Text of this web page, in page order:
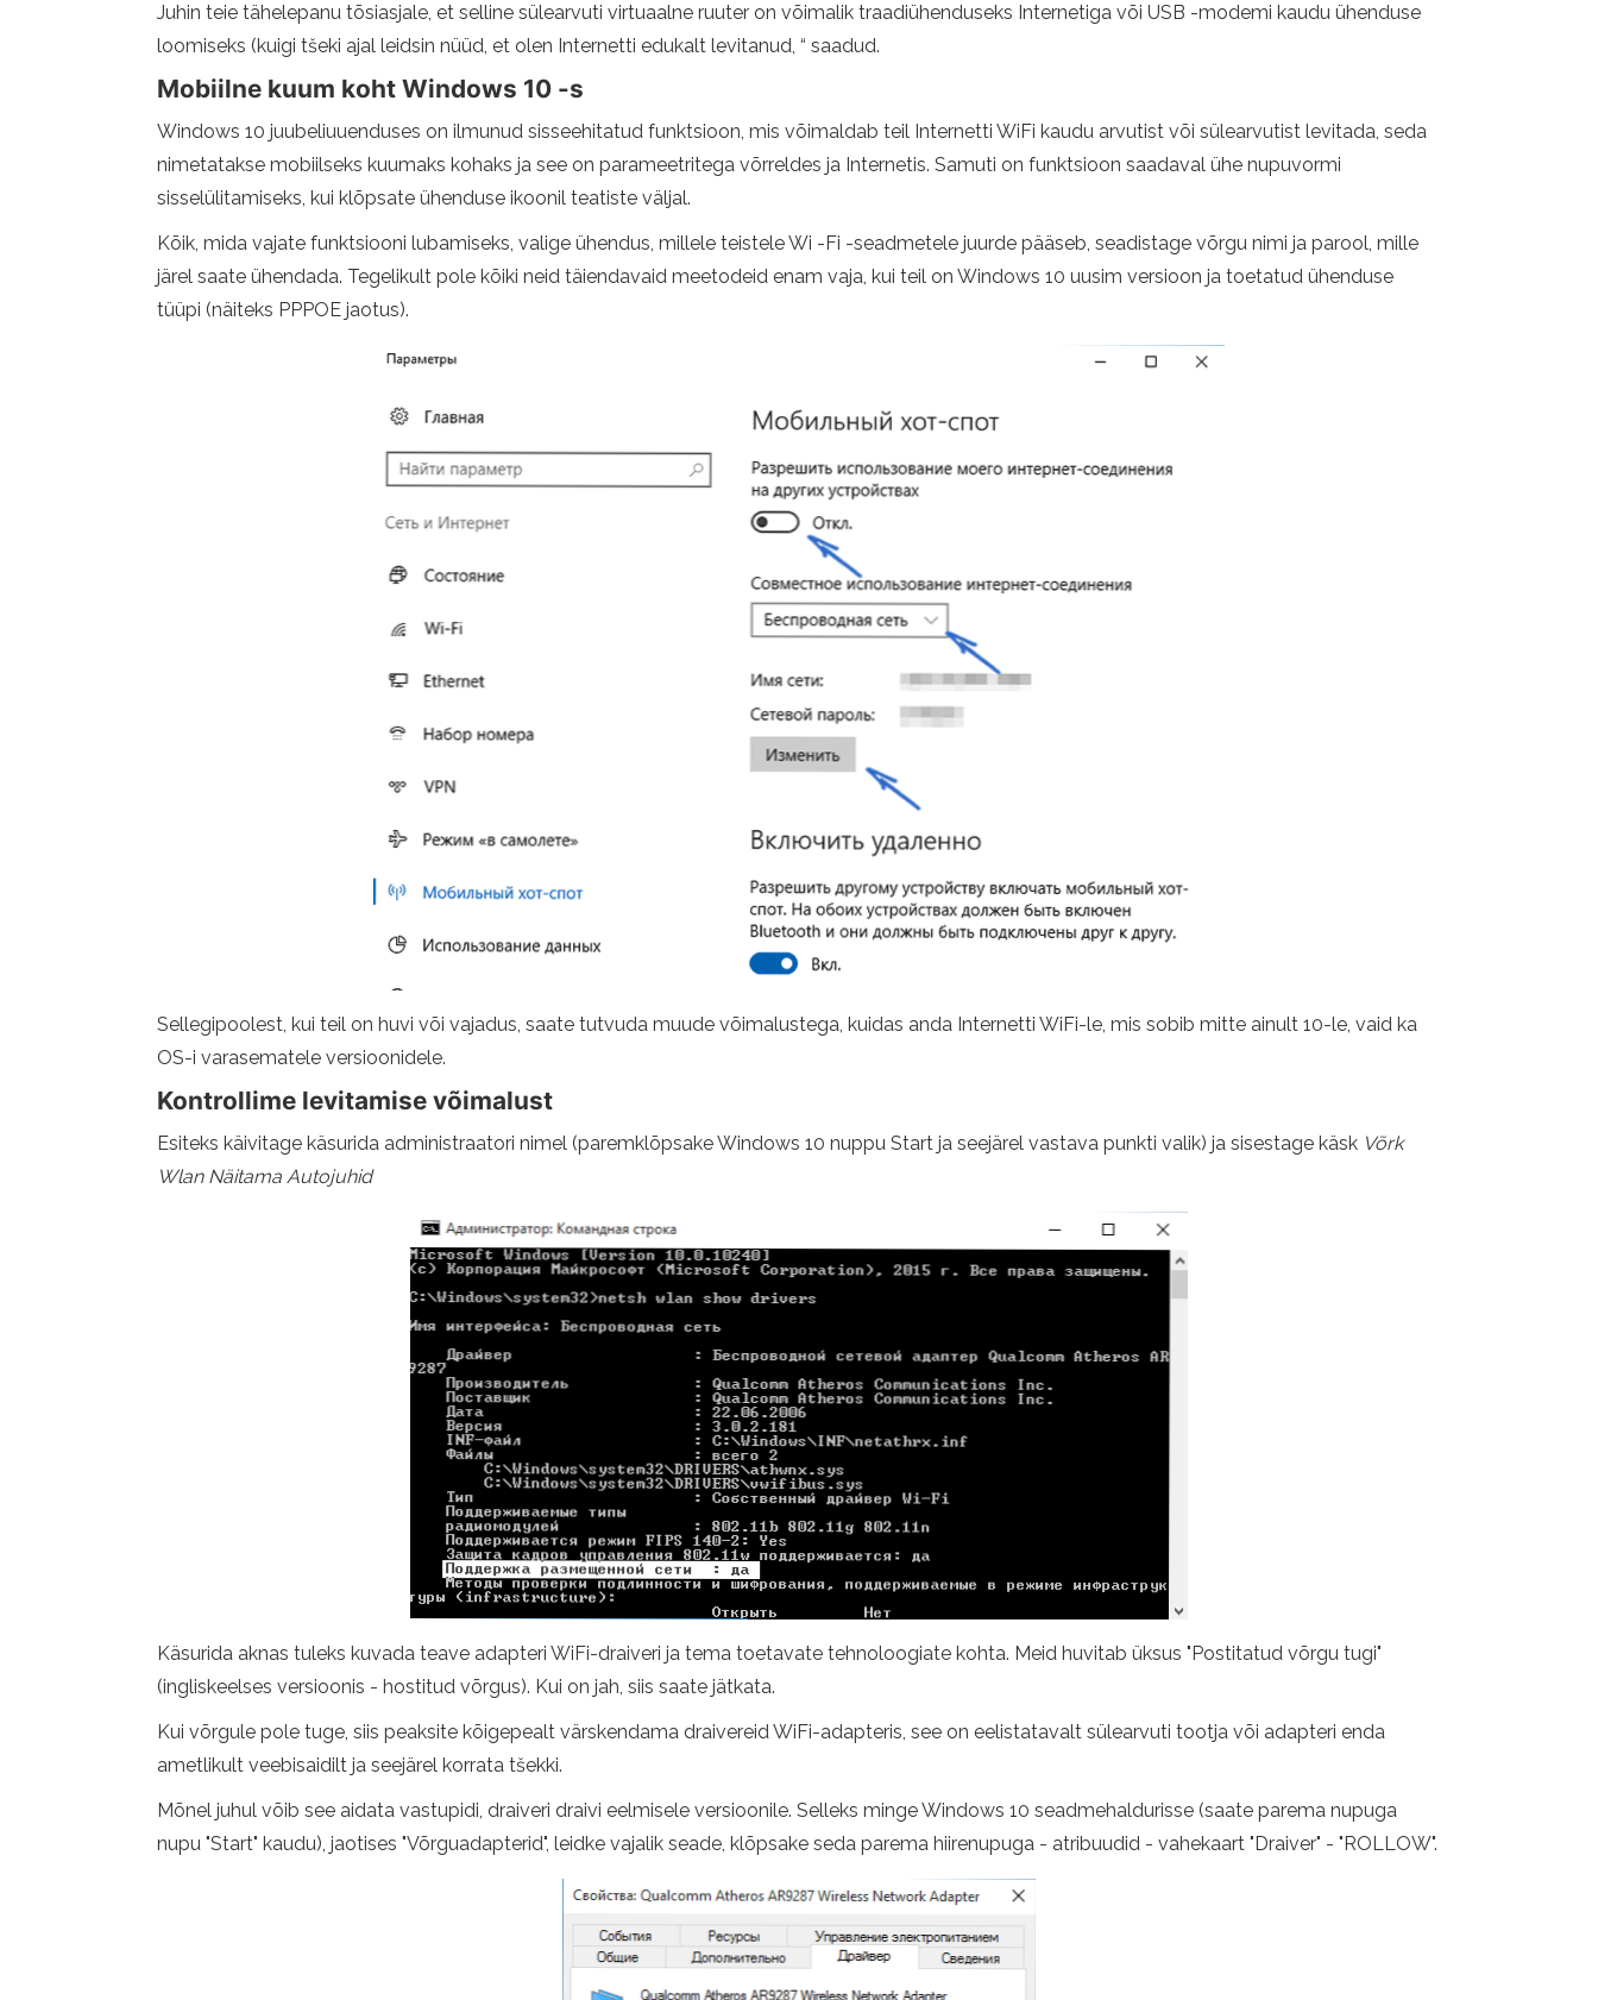
Juhin teie tähelepanu tõsiasjale, et selline sülearvuti virtuaalne ruuter on võimalik traadiühenduseks Internetiga või USB -modemi kaudu ühenduse
loomiseks (kuigi tšeki ajal leidsin nüüd, et olen Internetti edukalt levitanud, “ saadud.
Mobiilne kuum koht Windows 10 -s
Windows 10 juubeliuuenduses on ilmunud sisseehitatud funktsioon, mis võimaldab teil Internetti WiFi kaudu arvutist või sülearvutist levitada, seda
nimetatakse mobiilseks kuumaks kohaks ja see on parameetritega võrreldes ja Internetis. Samuti on funktsioon saadaval ühe nupuvormi
sisselülitamiseks, kui klõpsate ühenduse ikoonil teatiste väljal.
Kõik, mida vajate funktsiooni lubamiseks, valige ühendus, millele teistele Wi -Fi -seadmetele juurde pääseb, seadistage võrgu nimi ja parool, mille
järel saate ühendada. Tegelikult pole kõiki neid täiendavaid meetodeid enam vaja, kui teil on Windows 10 uusim versioon ja toetatud ühenduse
tüüpi (näiteks PPPOE jaotus).
Sellegipoolest, kui teil on huvi või vajadus, saate tutvuda muude võimalustega, kuidas anda Internetti WiFi-le, mis sobib mitte ainult 10-le, vaid ka
OS-i varasematele versioonidele.
Kontrollime levitamise võimalust
Esiteks käivitage käsurida administraatori nimel (paremklõpsake Windows 10 nuppu Start ja seejärel vastava punkti valik) ja sisestage käsk Võrk
Wlan Näitama Autojuhid
Käsurida aknas tuleks kuvada teave adapteri WiFi-draiveri ja tema toetavate tehnoloogiate kohta. Meid huvitab üksus "Postitatud võrgu tugi"
(ingliskeelses versioonis - hostitud võrgus). Kui on jah, siis saate jätkata.
Kui võrgule pole tuge, siis peaksite kõigepealt värskendama draivereid WiFi-adapteris, see on eelistatavalt sülearvuti tootja või adapteri enda
ametlikult veebisaidilt ja seejärel korrata tšekki.
Mõnel juhul võib see aidata vastupidi, draiveri draivi eelmisele versioonile. Selleks minge Windows 10 seadmehaldurisse (saate parema nupuga
nupu "Start" kaudu), jaotises "Võrguadapterid", leidke vajalik seade, klõpsake seda parema hiirenupuga - atribuudid - vahekaart "Draiver" - "ROLLOW".